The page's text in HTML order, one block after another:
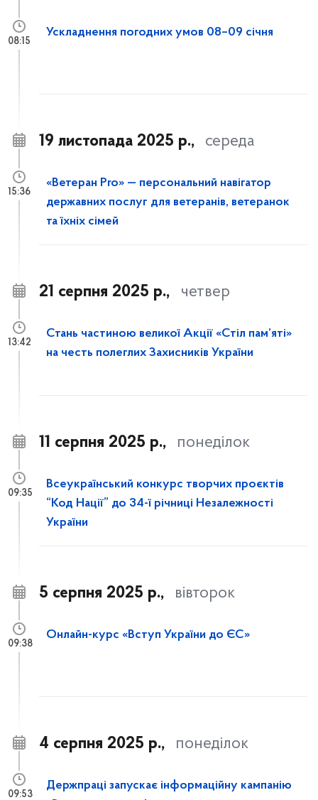
Ускладнення погодних умов 08–09 січня
08:15
19 листопада 2025 р., середа
«Ветеран Pro» — персональний навігатор
державних послуг для ветеранів, ветеранок
та їхніх сімей
15:36
21 серпня 2025 р., четвер
Стань частиною великої Акції «Стіл пам’яті»
на честь полеглих Захисників України
13:42
11 серпня 2025 р., понеділок
Всеукраїнський конкурс творчих проєктів
“Код Нації” до 34-ї річниці Незалежності
України
09:35
5 серпня 2025 р., вівторок
Онлайн-курс «Вступ України до ЄС»
09:38
4 серпня 2025 р., понеділок
Держпраці запускає інформаційну кампанію
09:53